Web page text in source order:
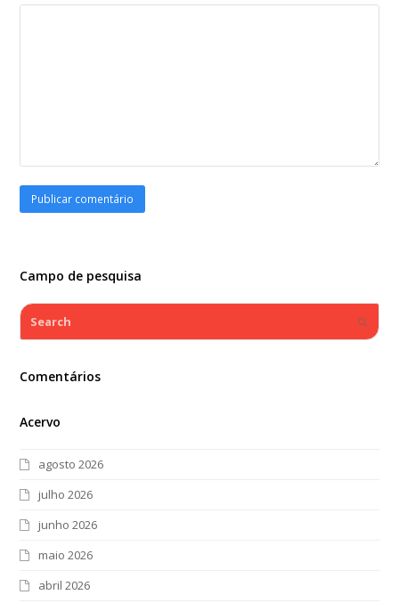
Campo de pesquisa
Search
Comentários
Acervo
agosto 2026
julho 2026
junho 2026
maio 2026
abril 2026